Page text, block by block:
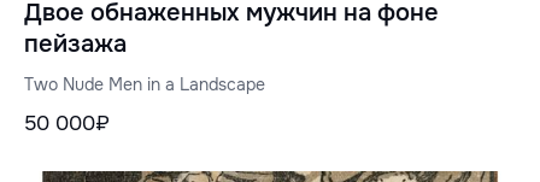
Двое обнаженных мужчин на фоне
пейзажа
Two Nude Men in a Landscape
50 000₽